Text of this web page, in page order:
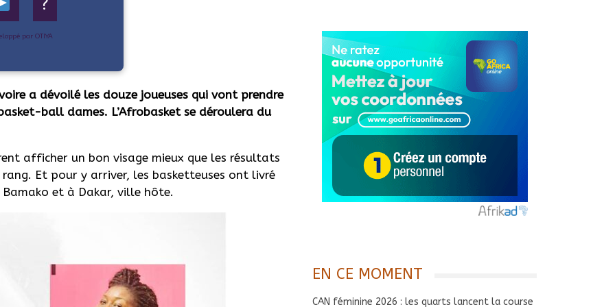
?
par OTIYA
a dévoilé les douze joueuses qui vont prendre
ball dames. L’Afrobasket se déroulera du
afficher un bon visage mieux que les résultats
Et pour y arriver, les basketteuses ont livré
et à Dakar, ville hôte.
EN CE MOMENT
CAN féminine 2026 : les quarts lancent la course